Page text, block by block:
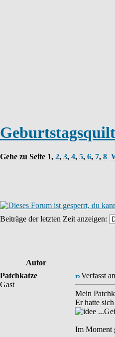
Gehe zu Seite 1, 2, 3, 4, 5, 6, 7, 8
Beiträge der letzten Zeit anzeigen:
Autor
Patchkatze
Gast
Verfasst
Mein
Er hatte
Im Moment